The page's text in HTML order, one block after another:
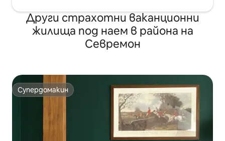
Други страхотни ваканционни
жилища под наем в района на
Севремон
Супердомакин
Супердомакин